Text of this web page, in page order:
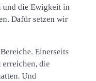
und die Ewigkeit in
Dafür setzen wir
Einerseits
erreichen, die
Und